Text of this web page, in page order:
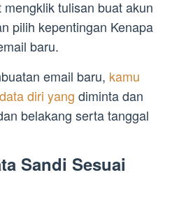
tulisan buat akun
pilih kepentingan Kenapa
baru.
email baru, kamu
diri yang diminta dan
belakang serta tanggal
Sandi Sesuai